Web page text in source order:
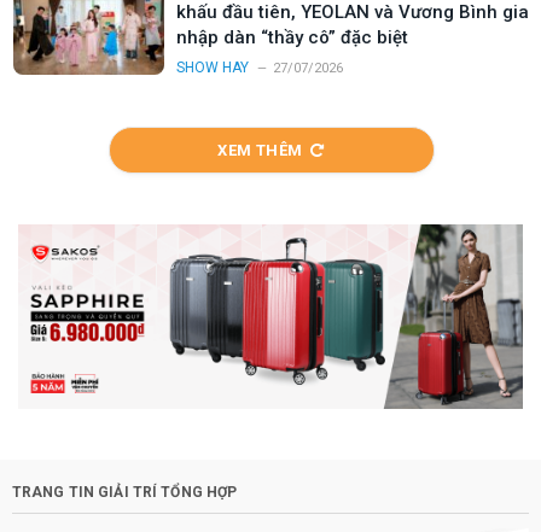
khấu đầu tiên, YEOLAN và Vương Bình gia
nhập dàn “thầy cô” đặc biệt
SHOW HAY 27/07/2026
XEM THÊM
TRANG TIN GIẢI TRÍ TỔNG HỢP